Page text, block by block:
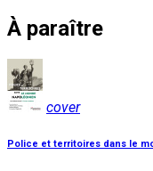
À paraître
cover
Police et territoires dans le